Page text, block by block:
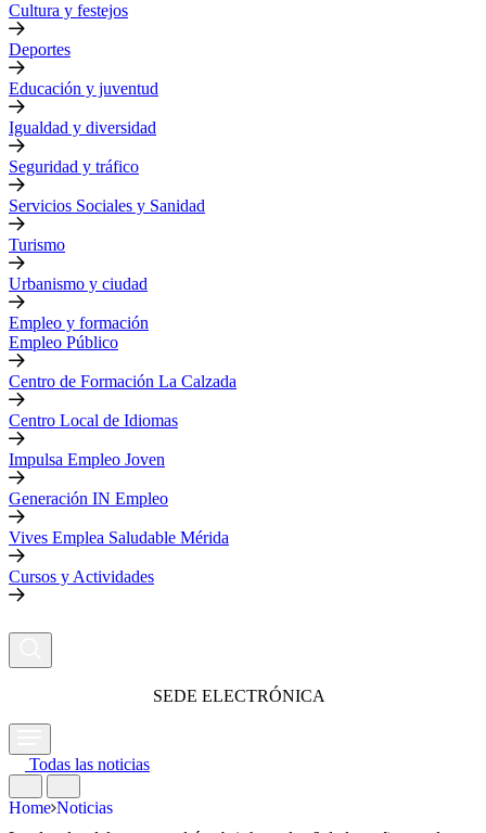
Cultura y festejos
Deportes
Educación y juventud
Igualdad y diversidad
Seguridad y tráfico
Servicios Sociales y Sanidad
Turismo
Urbanismo y ciudad
Empleo y formación
Empleo Público
Centro de Formación La Calzada
Centro Local de Idiomas
Impulsa Empleo Joven
Generación IN Empleo
Vives Emplea Saludable Mérida
Cursos y Actividades
SEDE ELECTRÓNICA
Todas las noticias
Home Noticias